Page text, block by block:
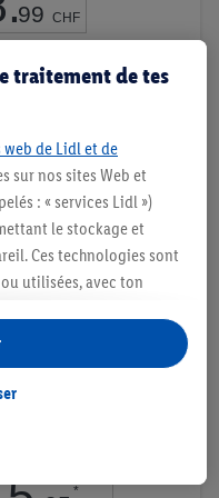
99 CHF
Ajouter
la
liste
d’envies
Primitivo di Manduria
- Apulien
*
traitement de tes
de Lidl et de
sur nos sites Web et
: « services Lidl »)
le stockage et
Ces technologies sont
utilisées, avec ton
à l'intérieur et à
du programme Lidl
d'achat en
certaines finalités